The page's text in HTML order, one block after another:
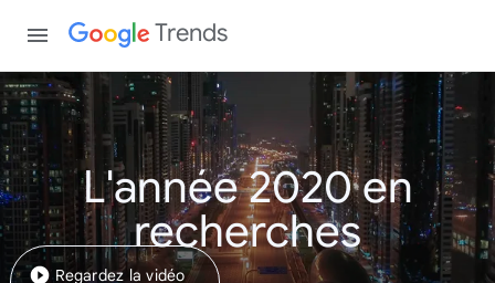
Trends
L'année 2020 en
recherches
Regardez la vidéo